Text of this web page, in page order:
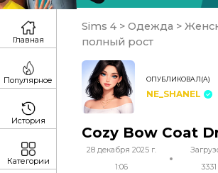
Sims 4 > Одежда >
полный рост
ОПУБЛИКОВАЛ(А)
NE_SHANEL
Cozy Bow Coat
28 декабря 2025 г.
1:06
3331
Главная
Популярное
История
Категории